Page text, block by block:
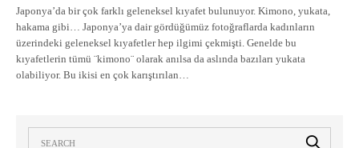
Japonya’da bir çok farklı geleneksel kıyafet bulunuyor. Kimono, yukata,
hakama gibi… Japonya’ya dair gördüğümüz fotoğraflarda kadınların
üzerindeki geleneksel kıyafetler hep ilgimi çekmişti. Genelde bu
kıyafetlerin tümü ¨kimono¨ olarak anılsa da aslında bazıları yukata
olabiliyor. Bu ikisi en çok karıştırılan…